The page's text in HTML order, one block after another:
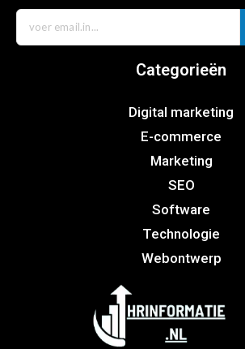
Categorieën
Digital marketing
E-commerce
Marketing
SEO
Software
Technologie
Webontwerp